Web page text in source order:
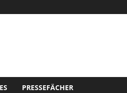
PRESSEFÄCHER